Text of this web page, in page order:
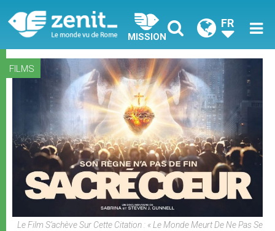
MISSION
FR
FILMS
Le Film S’achève Sur Cette Citation : « Le Monde Meurt De Ne Pas Se